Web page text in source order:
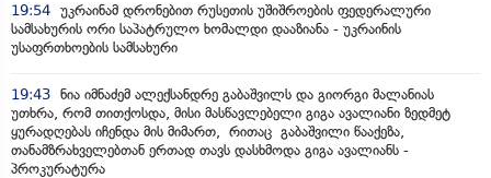
19:54 უკრაინამ დრონებით რუსეთის უშიშროების ფედერალური
სამსახურის ორი საპატრულო ხომალდი დააზიანა - უკრაინის
უსაფრთხოების სამსახური
19:43 ნია იმნაძემ ალექსანდრე გაბაშვილს და გიორგი მალანიას
უთხრა, რომ თითქოსდა, მისი მასწავლებელი გიგა ავალიანი ზედმეტ
ყურადღებას იჩენდა მის მიმართ, რითაც გაბაშვილი წააქეზა,
თანამზრახველებთან ერთად თავს დასხმოდა გიგა ავალიანს -
პროკურატურა